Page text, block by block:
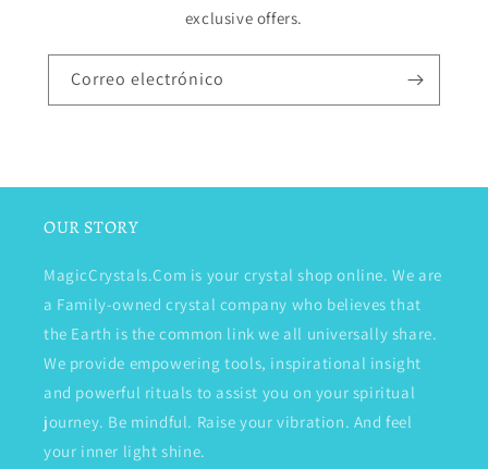
exclusive offers.
Correo electrónico
OUR STORY
MagicCrystals.Com is your crystal shop online. We are
a Family-owned crystal company who believes that
the Earth is the common link we all universally share.
We provide empowering tools, inspirational insight
and powerful rituals to assist you on your spiritual
journey. Be mindful. Raise your vibration. And feel
your inner light shine.